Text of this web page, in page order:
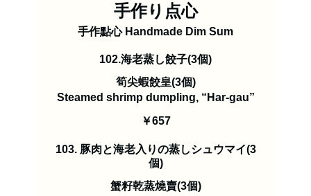
手作り点心
手作點心 Handmade Dim Sum
102.海老蒸し餃子(3個)
筍尖蝦餃皇(3個)
Steamed shrimp dumpling, “Har-gau”
￥657
103. 豚肉と海老入りの蒸しシュウマイ(3
個)
蟹籽乾蒸燒賣(3個)